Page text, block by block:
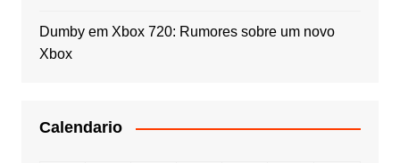
Dumbyem Xbox 720: Rumores sobre um novo
Xbox
Calendario